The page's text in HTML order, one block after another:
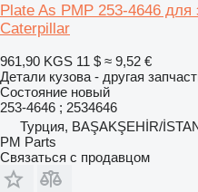
Plate As PMP 253-4646 для
Caterpillar
961,90 KGS 11 $ ≈ 9,52 €
Детали кузова - другая
Состояние новый
253-4646 ; 2534646
Турция, BAŞAKŞEHİR/
PM Parts
Связаться с продавцом